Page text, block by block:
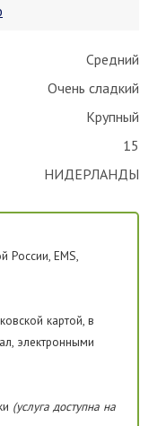
Средний
Очень сладкий
Крупный
15
НИДЕРЛАНДЫ
России, EMS,
картой, в
электронными
(услуга доступна на